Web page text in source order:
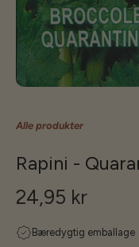
Alle produkter
Rapini -
24,95 kr
Bæredygtig emballage